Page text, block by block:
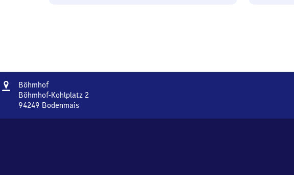
Adresse
BöhmhofBöhmhof
Böhmhof-Kohlplatz 2
94249 Bodenmais